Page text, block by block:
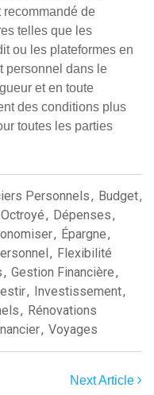
recommandé de
telles que les
ou les plateformes en
personnel dans le
et en toute
des conditions plus
toutes les parties
Personnels, Budget,
, Dépenses,
, Épargne,
, Flexibilité
, Gestion Financière,
, Investissement,
, Rénovations
, Voyages
Next Article